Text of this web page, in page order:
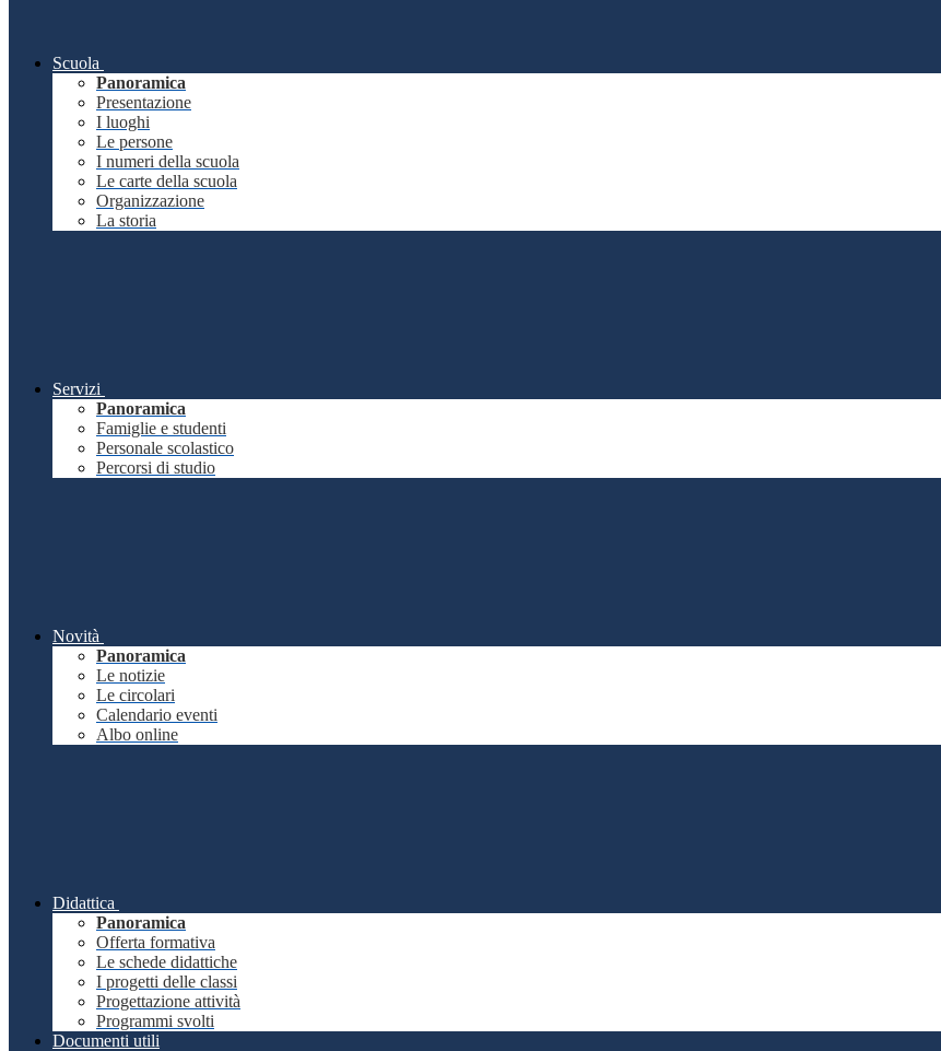
Scuola
Panoramica
Presentazione
I luoghi
Le persone
I numeri della scuola
Le carte della scuola
Organizzazione
La storia
Servizi
Panoramica
Famiglie e studenti
Personale scolastico
Percorsi di studio
Novità
Panoramica
Le notizie
Le circolari
Calendario eventi
Albo online
Didattica
Panoramica
Offerta formativa
Le schede didattiche
I progetti delle classi
Progettazione attività
Programmi svolti
Documenti utili